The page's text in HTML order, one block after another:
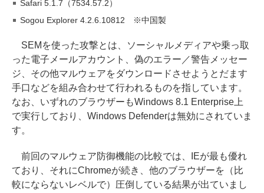
Safari 5.1.7（7534.57.2）
Sogou Explorer 4.2.6.10812 ※中国製
SEMを使った攻撃とは、ソーシャルメディアや乗っ取
った電子メールアカウント、偽のエラー／警告メッセー
ジ、その他マルウェアをダウンロードさせようとだます
手口などを組み合わせて行われるものを指しています。
なお、いずれのブラウザーもWindows 8.1 Enterprise上
で実行しており、Windows Defenderは無効にされていま
す。
前回のマルウェア防御機能の比較では、IEが最も優れ
ており、それにChromeが続き、他のブラウザーを（比
較にならないレベルで）圧倒している結果が出ていまし